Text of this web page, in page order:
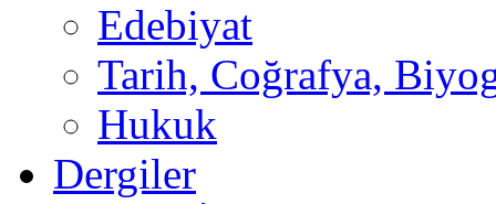
Edebiyat
Tarih, Coğrafya,
Hukuk
Dergiler